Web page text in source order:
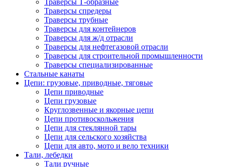
Траверсы Т-образные
Траверсы спредеры
Траверсы трубные
Траверсы для контейнеров
Траверсы для ж/д отрасли
Траверсы для нефтегазовой отрасли
Траверсы для строительной промышленности
Траверсы специализированные
Стальные канаты
Цепи: грузовые, приводные, тяговые
Цепи приводные
Цепи грузовые
Круглозвенные и якорные цепи
Цепи противоскольжения
Цепи для стеклянной тары
Цепи для сельского хозяйства
Цепи для авто, мото и вело техники
Тали, лебедки
Тали ручные